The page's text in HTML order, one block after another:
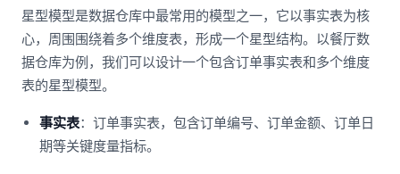
星型模型是数据仓库中最常用的模型之一，它以事实表为核
心，周围围绕着多个维度表，形成一个星型结构。以餐厅数
据仓库为例，我们可以设计一个包含订单事实表和多个维度
表的星型模型。
事实表：订单事实表，包含订单编号、订单金额、订单日
期等关键度量指标。